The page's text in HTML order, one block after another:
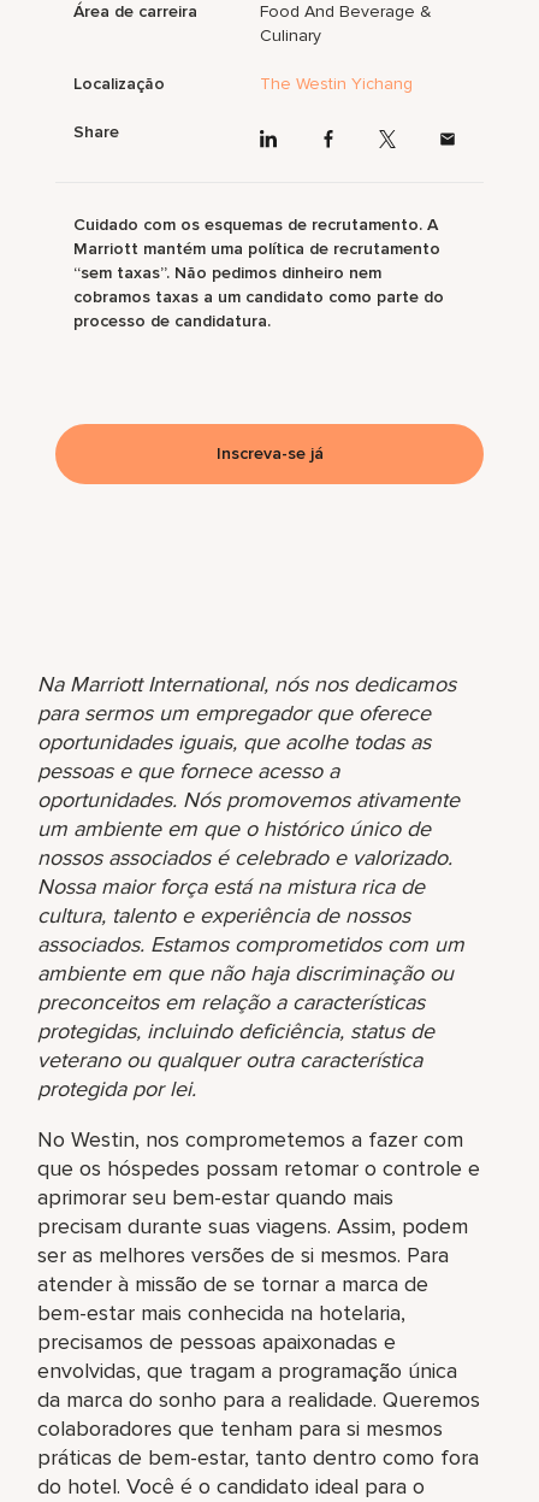
Na Marriott International, nós nos dedicamos
para sermos um empregador que oferece
oportunidades iguais, que acolhe todas as
pessoas e que fornece acesso a
oportunidades. Nós promovemos ativamente
um ambiente em que o histórico único de
nossos associados é celebrado e valorizado.
Nossa maior força está na mistura rica de
cultura, talento e experiência de nossos
associados. Estamos comprometidos com um
ambiente em que não haja discriminação ou
preconceitos em relação a características
protegidas, incluindo deficiência, status de
veterano ou qualquer outra característica
protegida por lei.
No Westin, nos comprometemos a fazer com
que os hóspedes possam retomar o controle e
aprimorar seu bem-estar quando mais
precisam durante suas viagens. Assim, podem
ser as melhores versões de si mesmos. Para
atender à missão de se tornar a marca de
bem-estar mais conhecida na hotelaria,
precisamos de pessoas apaixonadas e
envolvidas, que tragam a programação única
da marca do sonho para a realidade. Queremos
colaboradores que tenham para si mesmos
práticas de bem-estar, tanto dentro como fora
do hotel. Você é o candidato ideal para o
Área de carreira
Food And Beverage &
Culinary
Localização The Westin Yichang
Share
Cuidado com os esquemas de recrutamento. A
Marriott mantém uma política de recrutamento
“sem taxas”. Não pedimos dinheiro nem
cobramos taxas a um candidato como parte do
processo de candidatura.
Inscreva-se já